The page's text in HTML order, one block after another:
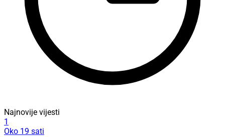
Najnovije vijesti
1
Oko 19 sati